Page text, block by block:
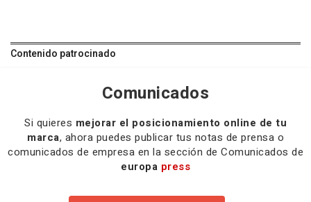
Contenido patrocinado
Comunicados
Si quieres mejorar el posicionamiento online de tu
marca, ahora puedes publicar tus notas de prensa o
comunicados de empresa en la sección de Comunicados de
europa press